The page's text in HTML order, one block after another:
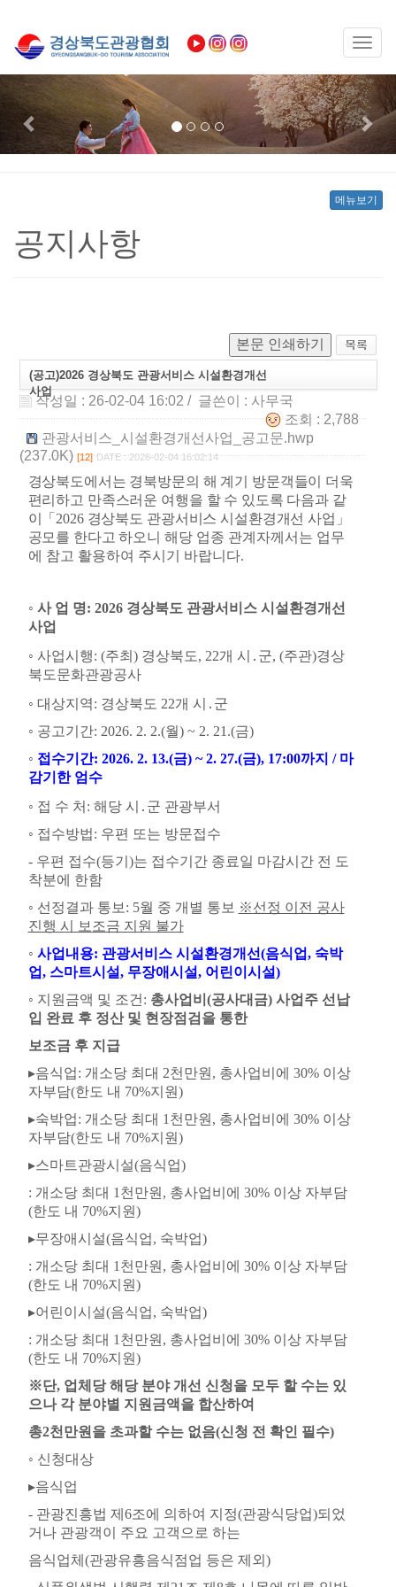
Previous
메뉴보기
공지사항
본문 인쇄하기
(공고)2026 경상북도 관광서비스 시설환경개선
사업
작성일 : 26-02-04 16:02 / 글쓴이 : 사무국
조회 : 2,788
관광서비스_시설환경개선사업_공고문.hwp
(237.0K) [12] DATE : 2026-02-04 16:02:14
경상북도에서는 경북방문의 해 계기 방문객들이 더욱
편리하고 만족스러운 여행을 할 수 있도록 다음과 같
이
「 2026 경상북도 관광서비스 시설환경개선 사업 」
공모를 한다고 하오니 해당 업종 관계자께서는 업무
에 참고 활용하여 주시기 바랍니다.
◦ 사 업 명: 2026 경상북도 관광서비스 시설환경개선
사업
◦ 사업시행: (주최 ) 경상북도, 22개 시 ․ 군, (주관)경상
북도문화관광공사
◦ 대상지역: 경상북도 22개 시 ․ 군
◦ 공고기간: 2026. 2. 2.(월) ~ 2. 21.(금)
◦ 접수기간: 2026. 2. 13.(금) ~ 2. 27.(금), 17:00까지 / 마
감기한 엄수
◦ 접 수 처 : 해당 시 ․ 군 관광부서
◦ 접수방법: 우편 또는 방문접수
- 우편 접수(등기 )는 접수기간 종료일 마감시간 전 도
착분에 한함
◦ 선정결과 통보 : 5월 중 개별 통보 ※선정 이전 공사
진행 시 보조금 지원 불가
◦ 사업내용: 관광서비스 시설환경개선(음식업, 숙박
업, 스마트시설, 무장애시설, 어린이시설)
◦ 지원금액 및 조건 : 총사업비 (공사대금) 사업주 선납
입 완료 후 정산 및 현장점검을 통한
보조금 후 지급
▸음식업: 개소당 최대 2천만원 , 총사업비에 30% 이상
자부담(한도 내 70%지원)
▸숙박업: 개소당 최대 1 천만원 , 총사업비에 30% 이상
자부담(한도 내 70%지원)
▸스마트관광시설(음식업)
: 개소당 최대 1 천만원 , 총사업비에 30% 이상 자부담
(한도 내 70%지원)
▸무장애시설(음식업, 숙박업)
: 개소당 최대 1 천만원 , 총사업비에 30% 이상 자부담
(한도 내 70%지원)
▸어린이시설(음식업, 숙박업)
: 개소당 최대 1 천만원 , 총사업비에 30% 이상 자부담
(한도 내 70%지원)
※단, 업체당 해당 분야 개선 신청을 모두 할 수는 있
으나 각 분야별 지원금액을 합산하여
총2천만원을 초과할 수는 없음(신청 전 확인 필수)
◦ 신청대상
▸음식업
- 관광진흥법 제 6조에 의하여 지정(관광식당업)되었
거나 관광객이 주요 고객으로 하는
음식업체 (관광유흥음식점업 등은 제외 )